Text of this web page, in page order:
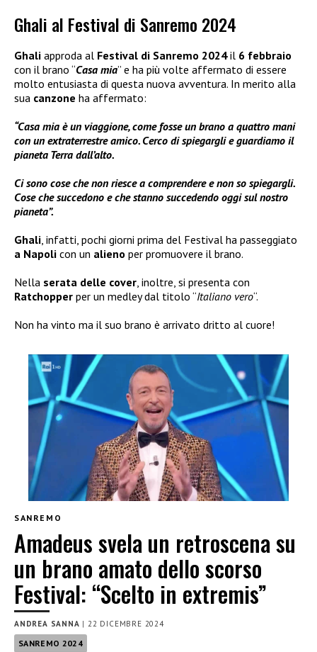
Ghali al Festival di Sanremo 2024
Ghali approda al Festival di Sanremo 2024il 6 febbraio
con il brano “Casa mia” e ha più volte affermato di essere
molto entusiasta di questa nuova avventura. In merito alla
sua canzone ha affermato:
“Casa mia è un viaggione, come fosse un brano a quattro mani
con un extraterrestre amico. Cerco di spiegargli e guardiamo il
pianeta Terra dall’alto.
Ci sono cose che non riesce a comprendere e non so spiegargli.
Cose che succedono e che stanno succedendo oggi sul nostro
pianeta”.
Ghali, infatti, pochi giorni prima del Festival ha passeggiato
a Napoli con un alieno per promuovere il brano.
Nella serata delle cover, inoltre, si presenta con
Ratchopper per un medley dal titolo “Italiano vero“.
Non ha vinto ma il suo brano è arrivato dritto al cuore!
SANREMO
Amadeus svela un retroscena su
un brano amato dello scorso
Festival: “Scelto in extremis”
ANDREA SANNA | 22 DICEMBRE 2024
SANREMO 2024